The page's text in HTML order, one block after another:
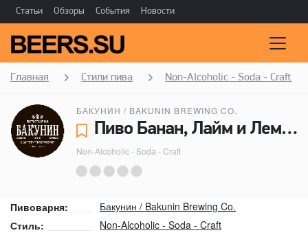
Статьи Обзоры События Новости
Главная Стили пива Non-Alcoholic - Soda - Craft
БАКУНИН / BAKUNIN BREWING CO.
Пиво Банан, Лайм и Лемонграсс - Бакунин / Bakunin Brewing Co.
Non-Alcoholic - Soda - Craft
Пивоварня:
Бакунин / Bakunin Brewing Co.
Стиль:
Non-Alcoholic - Soda - Craft